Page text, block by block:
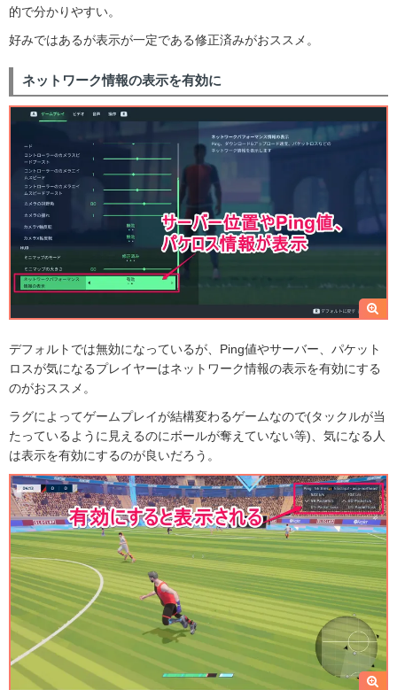
的で分かりやすい。
好みではあるが表示が一定である修正済みがおススメ。
ネットワーク情報の表示を有効に
デフォルトでは無効になっているが、Ping値やサーバー、パケット
ロスが気になるプレイヤーはネットワーク情報の表示を有効にする
のがおススメ。
ラグによってゲームプレイが結構変わるゲームなので(タックルが当
たっているように見えるのにボールが奪えていない等)、気になる人
は表示を有効にするのが良いだろう。